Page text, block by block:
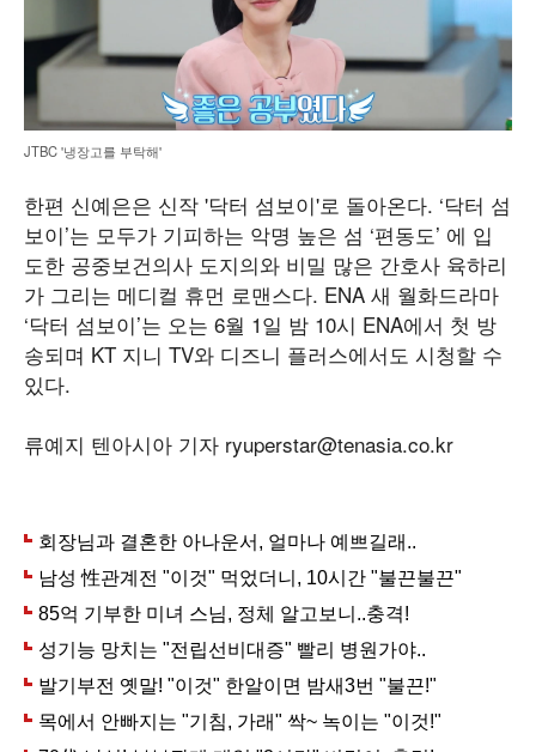
JTBC '냉장고를 부탁해'
한편 신예은은 신작 '닥터 섬보이'로 돌아온다. ‘닥터 섬
보이’는 모두가 기피하는 악명 높은 섬 ‘편동도’ 에 입
도한 공중보건의사 도지의와 비밀 많은 간호사 육하리
가 그리는 메디컬 휴먼 로맨스다. ENA 새 월화드라마
‘닥터 섬보이’는 오는 6월 1일 밤 10시 ENA에서 첫 방
송되며 KT 지니 TV와 디즈니 플러스에서도 시청할 수
있다.
류예지 텐아시아 기자 ryuperstar@tenasia.co.kr